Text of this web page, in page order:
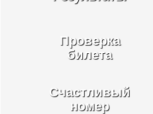
Проверка
билета
Счастливый
номер